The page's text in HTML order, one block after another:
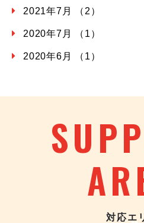
2021年7月 （2）
2020年7月 （1）
2020年6月 （1）
対応エ